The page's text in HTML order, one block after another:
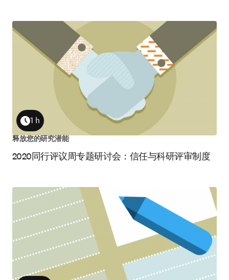
2020同行评议周专题研讨会：信任与科研评审制度
Duration
1 h
释放您的研究潜能